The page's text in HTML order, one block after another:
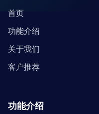
首页
功能介绍
关于我们
客户推荐
功能介绍